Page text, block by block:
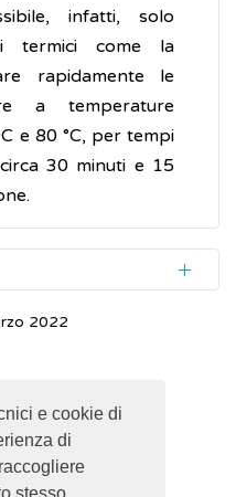
e cookie di
di
stesso.
infatti, solo
termici come la
rapidamente le
a temperature
e 80 °C, per tempi
30 minuti e 15
852/2004 del
e del Consiglio
853/2004 del
del Consiglio che
in materia di
2022